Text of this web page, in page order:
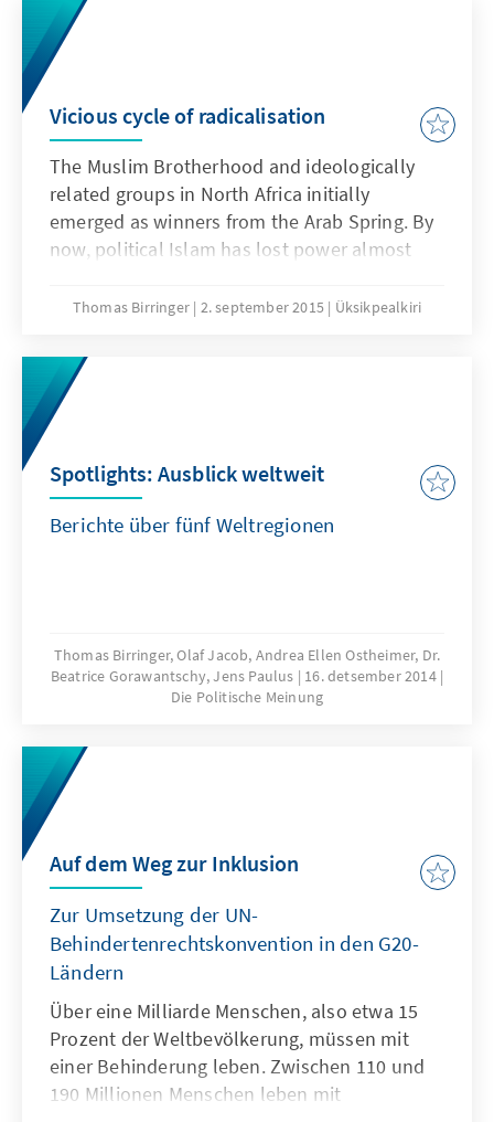
Vicious cycle of radicalisation
The Muslim Brotherhood and ideologically
related groups in North Africa initially
emerged as winners from the Arab Spring. By
now, political Islam has lost power almost
manifestations prevail. One reason is the
other one is a vicious cycle of repression by
the authoritarian regimes, who are back in
power, on the one hand and sectarian-based
Thomas Birringer 2. september 2015 Üksikpealkiri
Spotlights: Ausblick weltweit
Berichte über fünf Weltregionen
Thomas Birringer, Olaf Jacob, Andrea Ellen Ostheimer, Dr.
Beatrice Gorawantschy, Jens Paulus
16. detsember 2014
Die Politische Meinung
Auf dem Weg zur Inklusion
Zur Umsetzung der UN-
Behindertenrechtskonvention in den G20-
Ländern
Über eine Milliarde Menschen, also etwa 15
Prozent der Weltbevölkerung, müssen mit
einer Behinderung leben. Zwischen 110 und
190 Millionen Menschen leben mit